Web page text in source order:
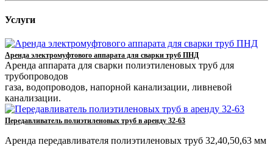
Услуги
Аренда электромуфтового аппарата для сварки труб ПНД
Аренда аппарата для сварки полиэтиленовых труб для
трубопроводов
газа, водопроводов, напорной канализации, ливневой
канализации.
Передавливатель полиэтиленовых труб в аренду 32-63
Аренда передавливателя полиэтиленовых труб 32,40,50,63 мм